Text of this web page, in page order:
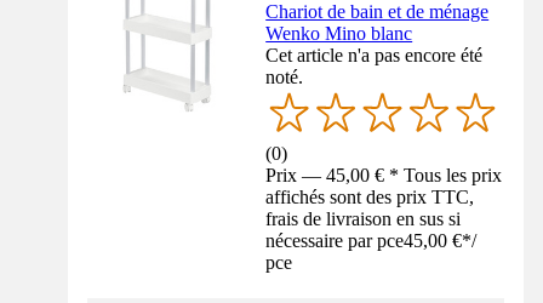
Chariot de bain et de ménage
Wenko Mino blanc
Cet article n'a pas encore été
noté.
(0)
Prix — 45,00 € * Tous les prix
affichés sont des prix TTC,
frais de livraison en sus si
nécessaire par pce45,00 €*/
pce